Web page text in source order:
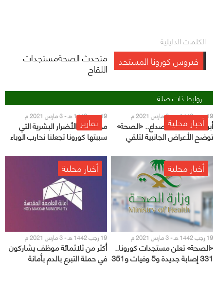
الكلمات الدليلية
فيروس كورونا المستجد متحدث الصحةمستجدات
اللقاح
روابط ذات صلة
أخبار محلية19 رجب 1442 هـ - 3 مارس 2021 م
أبرزها الشعور بالصداع.. «الصحة»
توضح الأعراض الجانبية لتلقي
لقاح «كورونا»
تقارير19 رجب 1442 هـ - 3 مارس 2021 م
مواطنون: الأضرار البشرية التي
سببتها كورونا تجعلنا نحارب الوباء
أخبار محلية
19 رجب 1442 هـ - 3 مارس 2021 م
«الصحة» تعلن مستجدات كورونا..
331 إصابة جديدة و5 وفيات و351
حالة تعافي
أخبار محلية
19 رجب 1442 هـ - 3 مارس 2021 م
أكثر من ثلاثمائة موظف يشاركون
في حملة التبرع بالدم بأمانة
العاصمة المقدسة